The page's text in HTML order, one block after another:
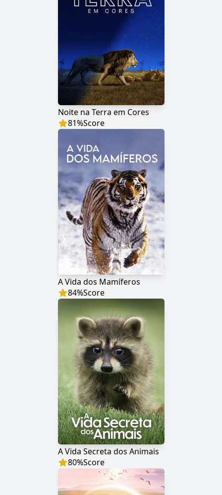
Noite na Terra em Cores
81%Score
A Vida dos Mamíferos
84%Score
A Vida Secreta dos Animais
80%Score